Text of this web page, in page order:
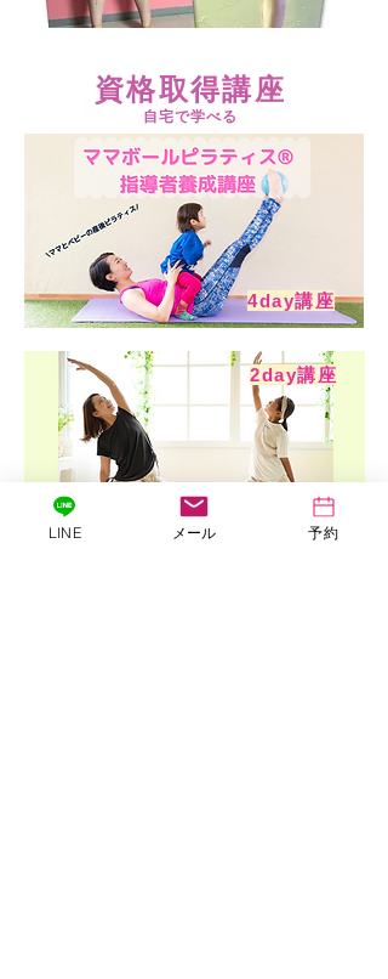
​資格取得講座
自宅で学べる
​4day講座
​2day講座
LINE メール 予約